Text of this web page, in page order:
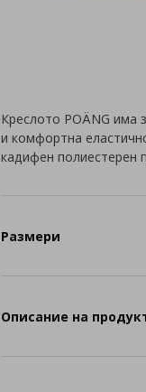
Креслото POÄNG има
и комфортна
кадифен полиестерен
Размери
Описание на